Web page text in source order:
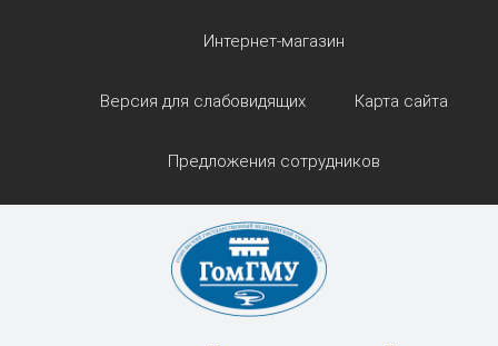
Интернет-магазин
Версия для слабовидящих Карта сайта
Предложения сотрудников